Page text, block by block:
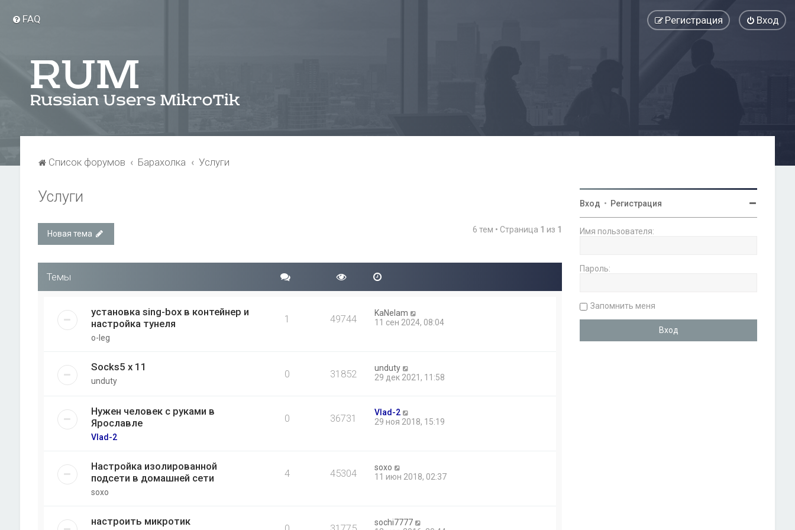
FAQ Вход
Регистрация
Список форумов Барахолка Услуги
Услуги
Новая тема 6 тем • Страница 1 из 1
Темы
установка sing-box в контейнер и
настройка тунеля
o-leg
1 49744
KaNelam
11 сен 2024, 08:04
Socks5 x 11
unduty
0 31852
unduty
29 дек 2021, 11:58
Нужен человек с руками в
Ярославле
Vlad-2
0 36731
Vlad-2
29 ноя 2018, 15:19
Настройка изолированной
подсети в домашней сети
soxo
4 45304
soxo
11 июн 2018, 02:37
настроить микротик
sochi7777
Вход • Регистрация
Имя пользователя:
Пароль:
Запомнить меня